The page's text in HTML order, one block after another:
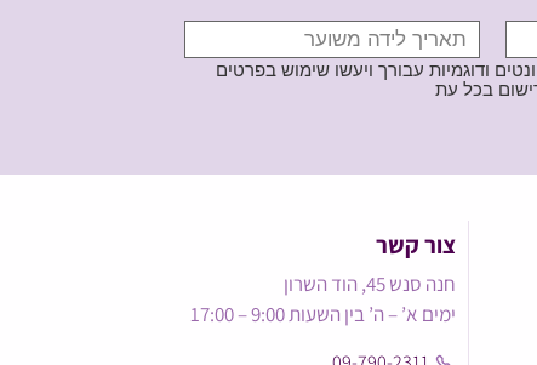
ודוגמיות עבורך ויעשו שימוש בפרטים
צור קשר
חנה סנש 45, הוד השרון
ימים א’ – ה’ בין השעות 9:00 – 17:00